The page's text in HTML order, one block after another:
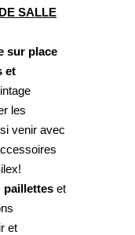
SALLE
sur place
et
les
venir avec
paillettes et
et